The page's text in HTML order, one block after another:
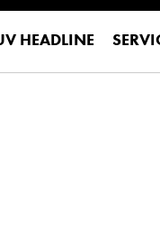
HEADLINE